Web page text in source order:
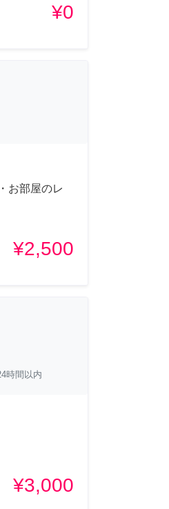
¥0
お部屋のレ
¥2,500
時間以内
¥3,000